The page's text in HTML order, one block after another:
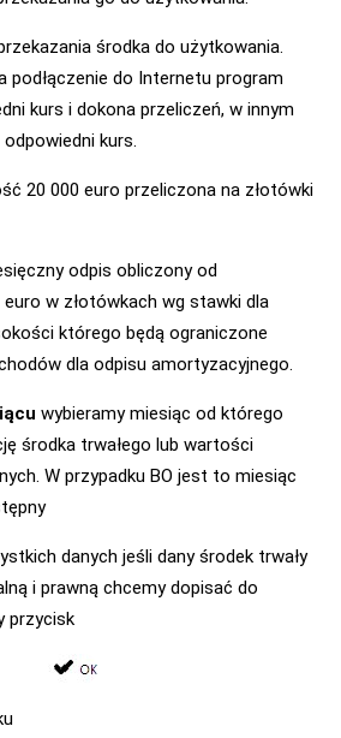
środka do użytkowania.
podłączenie do Internetu program
kurs i dokona przeliczeń, w innym
kurs.
20 000 euro przeliczona na złotówki
odpis obliczony od
w złotówkach wg stawki dla
którego będą ograniczone
dla odpisu amortyzacyjnego.
wybieramy miesiąc od którego
środka trwałego lub wartości
W przypadku BO jest to miesiąc
danych jeśli dany środek trwały
i prawną chcemy dopisać do
przycisk